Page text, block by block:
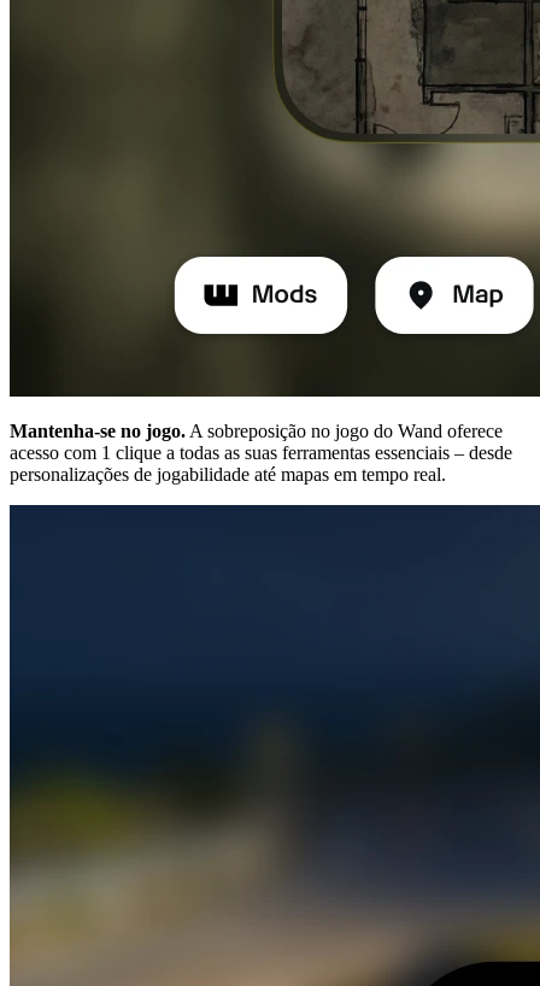
Mantenha-se no jogo. A sobreposição no jogo do Wand oferece
acesso com 1 clique a todas as suas ferramentas essenciais – desde
personalizações de jogabilidade até mapas em tempo real.